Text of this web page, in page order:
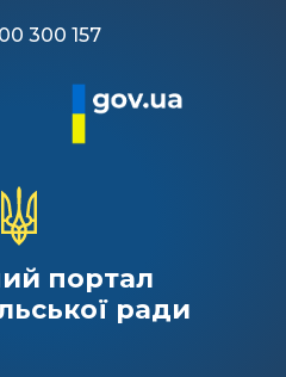
300 157
портал
ради